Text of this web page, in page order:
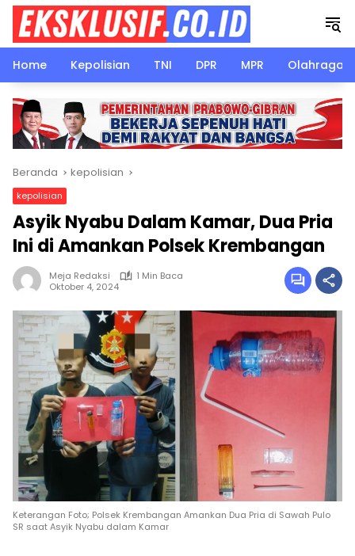
Langsung
konten
Home
Kepolisian TNI DPR MPR Olahraga
Beranda kepolisian
kepolisian
Asyik Nyabu Dalam Kamar, Dua Pria
Ini di Amankan Polsek Krembangan
Meja Redaksi
1 Min Baca
Oktober 4, 2024
Keterangan Foto; Polsek Krembangan Amankan Dua Pria di Sawah Pulo
SR saat Asyik Nyabu dalam Kamar